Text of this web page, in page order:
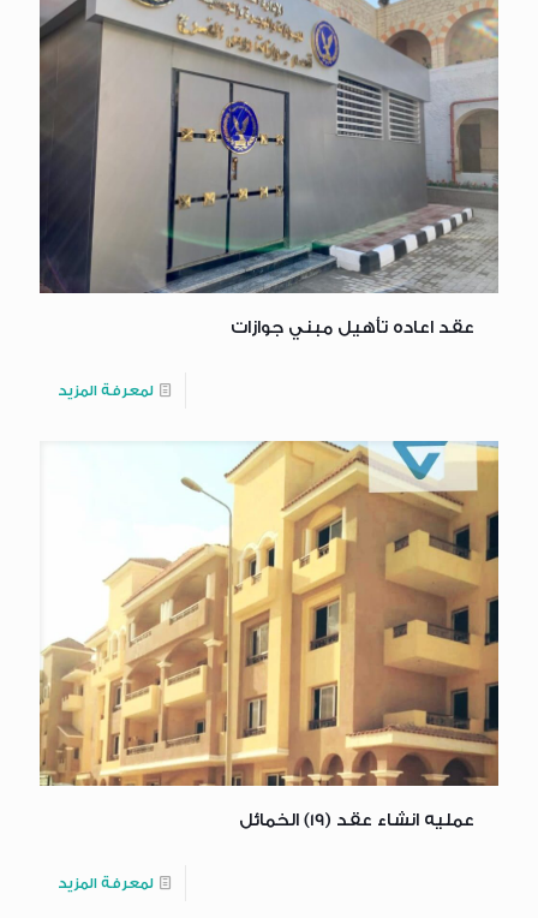
عقد اعاده تأهيل مبني جوازات
لمعرفة المزيد
عمليه انشاء عقد (19) الخمائل
لمعرفة المزيد